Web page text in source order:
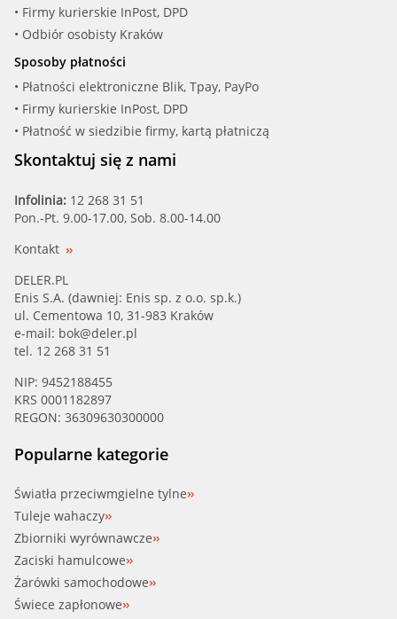
• Firmy kurierskie InPost, DPD
• Odbiór osobisty Kraków
Sposoby płatności
• Płatności elektroniczne Blik, Tpay, PayPo
• Firmy kurierskie InPost, DPD
• Płatność w siedzibie firmy, kartą płatniczą
Skontaktuj się z nami
Infolinia: 12 268 31 51
Pon.-Pt. 9.00-17.00, Sob. 8.00-14.00
Kontakt
DELER.PL
Enis S.A. (dawniej: Enis sp. z o.o. sp.k.)
ul. Cementowa 10, 31-983 Kraków
e-mail: bok@deler.pl
tel. 12 268 31 51
NIP: 9452188455
KRS 0001182897
REGON: 36309630300000
Popularne kategorie
Światła przeciwmgielne tylne
Tuleje wahaczy
Zbiorniki wyrównawcze
Zaciski hamulcowe
Żarówki samochodowe
Świece zapłonowe